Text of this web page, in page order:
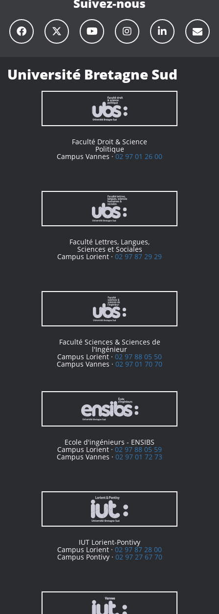
Université Bretagne Sud
Faculté Droit & Science
Politique
Campus Vannes ·02 97 01 26 00
Faculté Lettres, Langues,
Sciences et Sociales
Campus Lorient · 02 97 87 29 29
Faculté Sciences & Sciences de
l'Ingénieur
Campus Lorient · 02 97 88 05 50
Campus Vannes · 02 97 01 70 70
Ecole d'ingénieurs - ENSIBS
Campus Lorient · 02 97 88 05 59
Campus Vannes · 02 97 01 72 73
IUT Lorient-Pontivy
Campus Lorient · 02 97 87 28 00
Campus Pontivy · 02 97 27 67 70